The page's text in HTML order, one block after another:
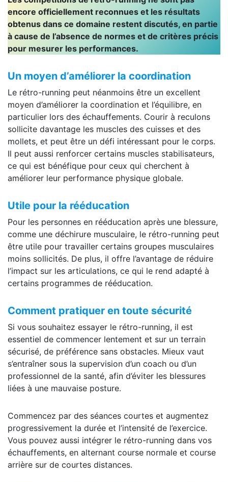
encore officiellement reconnues et les résultats
obtenus dans ce domaine restent discutés, en partie
à cause de l’absence de normes et de critères précis
pour mesurer les performances.
Un moyen d’améliorer la coordination
Le rétro-running peut néanmoins être un excellent
moyen d’améliorer la coordination et l’équilibre, en
particulier lors des échauffements. Courir à reculons
sollicite davantage les muscles des cuisses et des
mollets, et peut être un défi intéressant pour le corps.
Il peut aussi renforcer certains muscles stabilisateurs,
ce qui est bénéfique pour ceux qui cherchent à
améliorer leur performance physique globale.
Utile pour la rééducation
Pour les personnes en rééducation après une blessure,
comme une déchirure musculaire, le rétro-running peut
être utile pour travailler certains groupes musculaires
moins sollicités. De plus, il offre l’avantage de réduire
l’impact sur les articulations, ce qui le rend adapté à
certains programmes de rééducation.
Comment pratiquer en toute sécurité
Si vous souhaitez essayer le rétro-running, il est
essentiel de commencer lentement et sur un terrain
sécurisé, de préférence sans obstacles. Mieux vaut
s’entraîner sous la supervision d’un coach ou d’un
professionnel de la santé, afin d’éviter les blessures
liées à une mauvaise posture.
Commencez par des séances courtes et augmentez
progressivement la durée et l’intensité de l’exercice.
Vous pouvez aussi intégrer le rétro-running dans vos
échauffements, en alternant course normale et course
arrière sur de courtes distances.